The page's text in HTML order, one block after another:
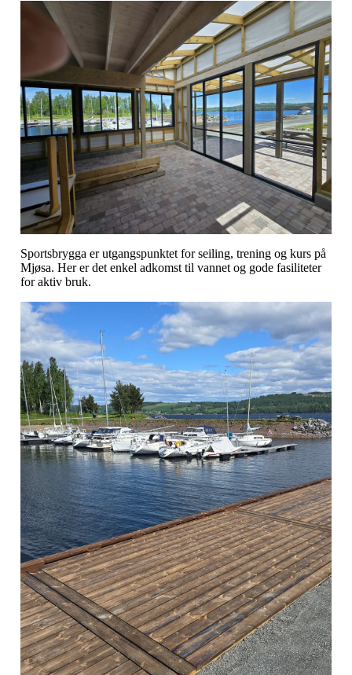
Sportsbrygga er utgangspunktet for seiling, trening og kurs på
Mjøsa. Her er det enkel adkomst til vannet og gode fasiliteter
for aktiv bruk.